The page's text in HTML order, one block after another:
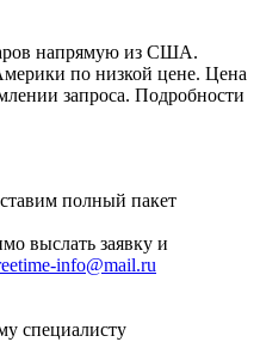
напрямую из США.
по низкой цене. Цена
запроса. Подробности
полный пакет
выслать заявку и
info@mail.ru
специалисту